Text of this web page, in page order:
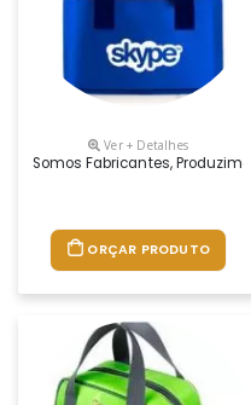
Ver + Detalhes
Somos Fabricantes,
ORÇAR PRODUTO